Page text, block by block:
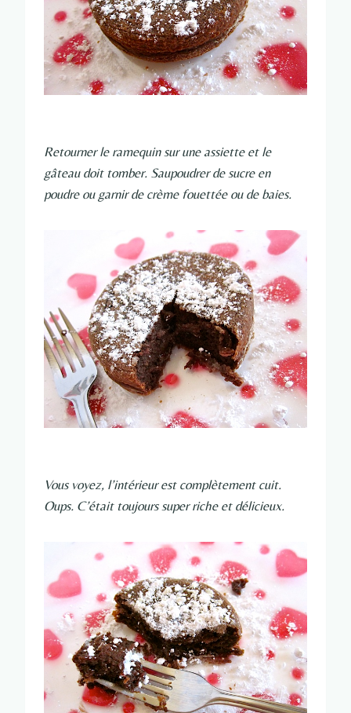
Retourner le ramequin sur une assiette et le
gâteau doit tomber. Saupoudrer de sucre en
poudre ou garnir de crème fouettée ou de baies.
Vous voyez, l’intérieur est complètement cuit.
Oups. C’était toujours super riche et délicieux.